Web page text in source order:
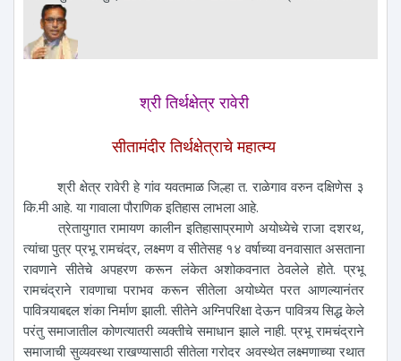
श्री तिर्थक्षेत्र रावेरी
सीतामंदीर तिर्थक्षेत्राचे महात्म्य
श्री क्षेत्र रावेरी हे गांव यवतमाळ जिल्हा त. राळेगाव वरुन दक्षिणेस ३
कि.मी आहे. या गावाला पौराणिक इतिहास लाभला आहे.
त्रेतायुगात रामायण कालीन इतिहासाप्रमाणे अयोध्येचे राजा दशरथ,
त्यांचा पुत्र प्रभू रामचंद्र, लक्ष्मण व सीतेसह १४ वर्षाच्या वनवासात असताना
रावणाने सीतेचे अपहरण करून लंकेत अशोकवनात ठेवलेले होते. प्रभू
रामचंद्राने रावणाचा पराभव करून सीतेला अयोध्येत परत आणल्यानंतर
पावित्र्याबद्दल शंका निर्माण झाली. सीतेने अग्निपरिक्षा देऊन पावित्र्य सिद्ध केले
परंतु समाजातील कोणत्यातरी व्यक्तीचे समाधान झाले नाही. प्रभू रामचंद्राने
समाजाची सुव्यवस्था राखण्यासाठी सीतेला गरोदर अवस्थेत लक्ष्मणाच्या रथात